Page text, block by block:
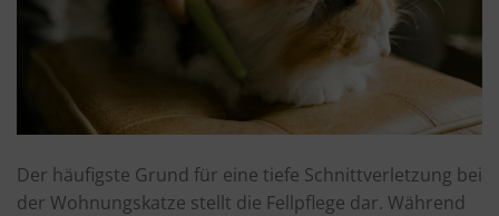
Der häufigste Grund für eine tiefe Schnittverletzung bei
der Wohnungskatze stellt die Fellpflege dar. Während